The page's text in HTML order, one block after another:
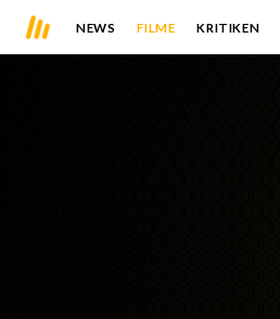
NEWS FILME KRITIKEN